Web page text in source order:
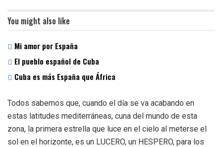
You might also like
Mi amor por España
El pueblo español de Cuba
Cuba es más España que África
Todos sabemos que, cuando el día se va acabando en
estas latitudes mediterráneas, cuna del mundo de esta
zona, la primera estrella que luce en el cielo al meterse el
sol en el horizonte, es un LUCERO, un HESPERO, para los